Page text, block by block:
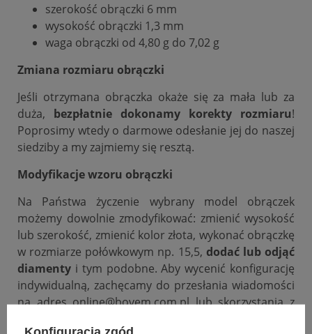
szerokość obrączki 6 mm
wysokość obrączki 1,3 mm
waga obrączki od 4,80 g do 7,02 g
Zmiana rozmiaru obrączki
Jeśli otrzymana obrączka okaże się za mała lub za
duża, bezpłatnie dokonamy korekty rozmiaru!
Poprosimy wtedy o darmowe odesłanie jej do naszej
siedziby a my zajmiemy się resztą.
Modyfikacje wzoru obrączki
Na Państwa życzenie wybrany model obrączek
możemy dowolnie zmodyfikować: zmienić wysokość
lub szerokość, zmienić kolor złota, wykonać obrączkę
w rozmiarze połówkowym np. 15,5, dodać lub odjąć
diamenty i tym podobne. Aby wycenić konfigurację
indywidualną, zachęcamy do przesłania wiadomości
na adres online@bovem.com.pl lub skorzystania z